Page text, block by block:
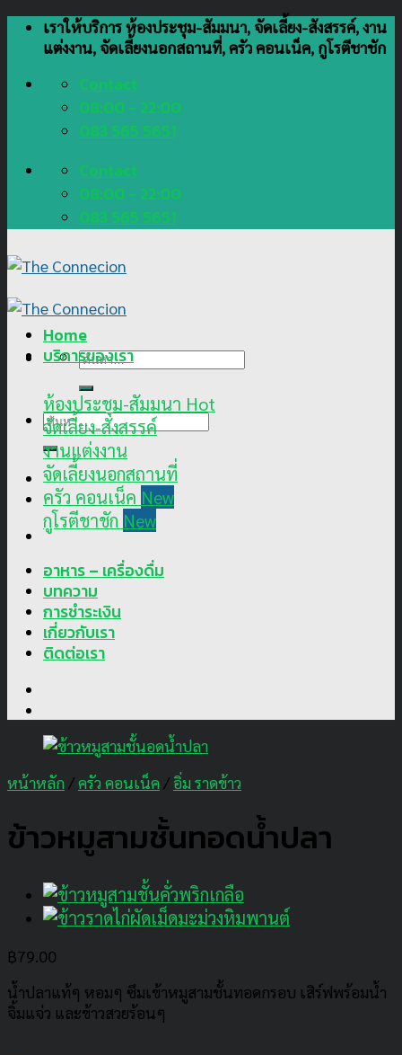
Skip
เราให้บริการ ห้องประชุม-สัมมนา, จัดเลี้ยง-สังสรรค์, งาน
แต่งงาน, จัดเลี้ยงนอกสถานที่, ครัว คอนเน็ค, กูโรตีชาชัก
Contact
08:00 - 22:00
083 565 5651
Contact
08:00 - 22:00
083 565 5651
ค้นหา:
ค้นหา:
Home
บริการของเรา
ห้องประชุม-สัมมนา
จัดเลี้ยง-สังสรรค์
งานแต่งงาน
จัดเลี้ยงนอกสถานที่
ครัว คอนเน็ค
กูโรตีชาชัก
อาหาร – เครื่องดื่ม
บทความ
การชำระเงิน
เกี่ยวกับเรา
ติดต่อเรา
หน้าหลัก /ครัว คอนเน็ค / อิ่ม ราดข้าว
ข้าวหมูสามชั้นทอดน้ำปลา
฿79.00
น้ำปลาแท้ๆ หอมๆ ซึมเข้าหมูสามชั้นทอดกรอบ เสิร์ฟพร้อมน้ำ
จิ้มแจ่ว และข้าวสวยร้อนๆ